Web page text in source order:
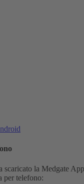
scaricato la Medgate
per telefono: